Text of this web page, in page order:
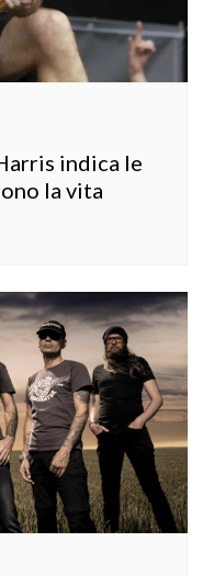
indica le
la vita